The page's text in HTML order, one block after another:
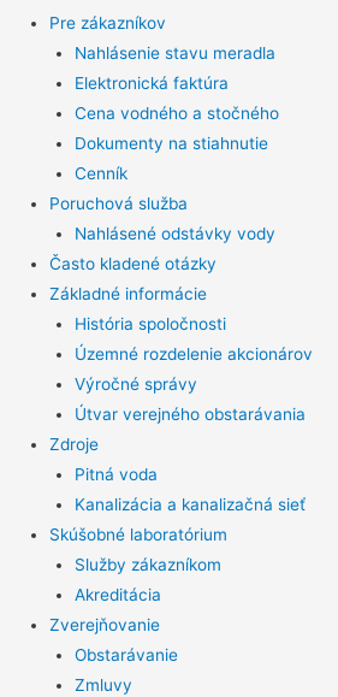
Pre zákazníkov
Nahlásenie stavu meradla
Elektronická faktúra
Cena vodného a stočného
Dokumenty na stiahnutie
Cenník
Poruchová služba
Nahlásené odstávky vody
Často kladené otázky
Základné informácie
História spoločnosti
Územné rozdelenie akcionárov
Výročné správy
Útvar verejného obstarávania
Zdroje
Pitná voda
Kanalizácia a kanalizačná sieť
Skúšobné laboratórium
Služby zákazníkom
Akreditácia
Zverejňovanie
Obstarávanie
Zmluvy